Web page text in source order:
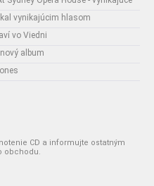
vynikajúcim hlasom
vo Viedni
album
CD a informujte ostatným
obchodu.